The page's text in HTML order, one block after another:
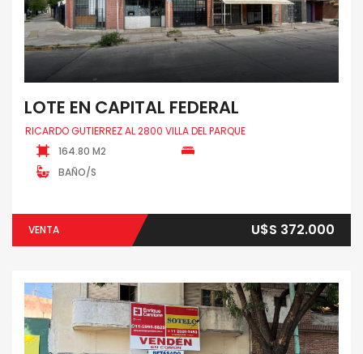
LOTE EN CAPITAL FEDERAL
RICARDO GUTIERREZ AL 2800 VILLA DEL PARQUE
164.80 M2
BAÑO/S
VENTA U$S 372.000